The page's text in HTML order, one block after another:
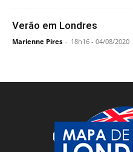
Verão em Londres
Marienne Pires - 18h16 - 04/08/2020